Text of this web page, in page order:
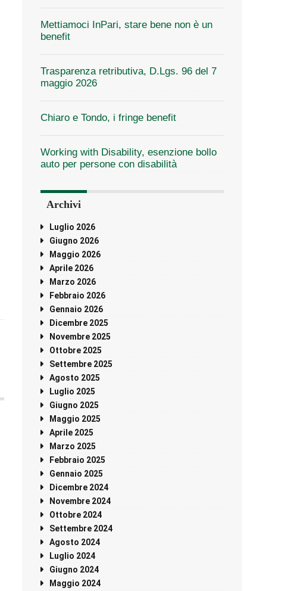
Mettiamoci InPari, stare bene non è un
benefit
Trasparenza retributiva, D.Lgs. 96 del 7
maggio 2026
Chiaro e Tondo, i fringe benefit
Working with Disability, esenzione bollo
auto per persone con disabilità
Archivi
Luglio 2026
Giugno 2026
Maggio 2026
Aprile 2026
Marzo 2026
Febbraio 2026
Gennaio 2026
Dicembre 2025
Novembre 2025
Ottobre 2025
Settembre 2025
Agosto 2025
Luglio 2025
Giugno 2025
Maggio 2025
Aprile 2025
Marzo 2025
Febbraio 2025
Gennaio 2025
Dicembre 2024
Novembre 2024
Ottobre 2024
Settembre 2024
Agosto 2024
Luglio 2024
Giugno 2024
Maggio 2024